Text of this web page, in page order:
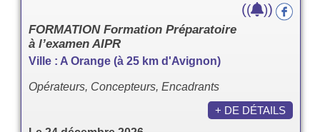
FORMATION Formation Préparatoire
à l’examen AIPR
Ville : A Orange (à 25 km d'Avignon)
Opérateurs, Concepteurs, Encadrants
(( ))
+ DE DÉTAILS